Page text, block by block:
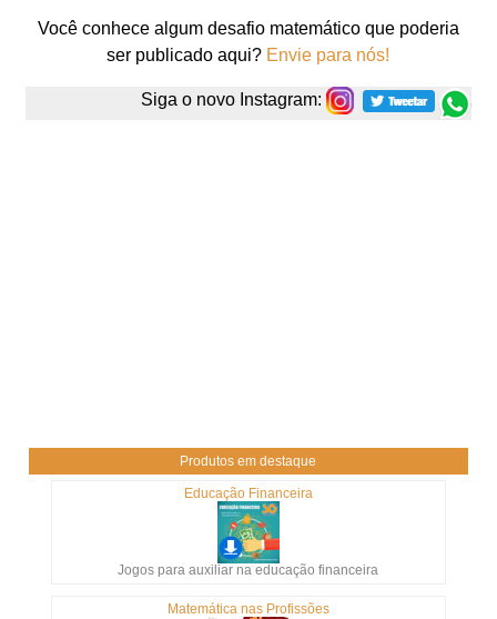
Você conhece algum desafio matemático que poderia
ser publicado aqui? Envie para nós!
Siga o novo Instagram:
Produtos em destaque
Educação Financeira
Jogos para auxiliar na educação financeira
Matemática nas Profissões